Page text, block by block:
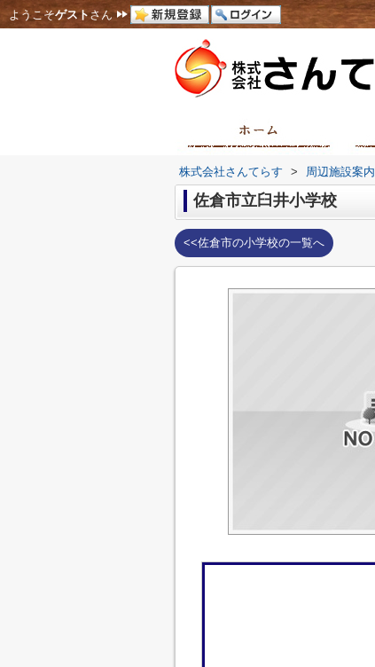
ようこそゲストさん
株式会社さんてらす > 周辺施設案内
佐倉市立臼井小学校
<<佐倉市の小学校の一覧へ